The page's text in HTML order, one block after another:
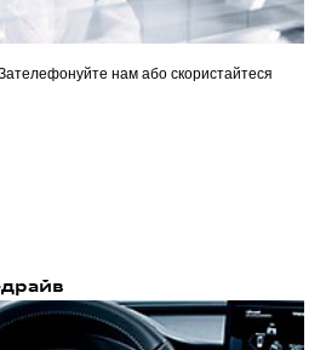
нам або скористайтеся
драйв